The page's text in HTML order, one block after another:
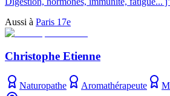
Aussi à Paris 17e
Christophe Etienne
Naturopathe Aromathérapeute